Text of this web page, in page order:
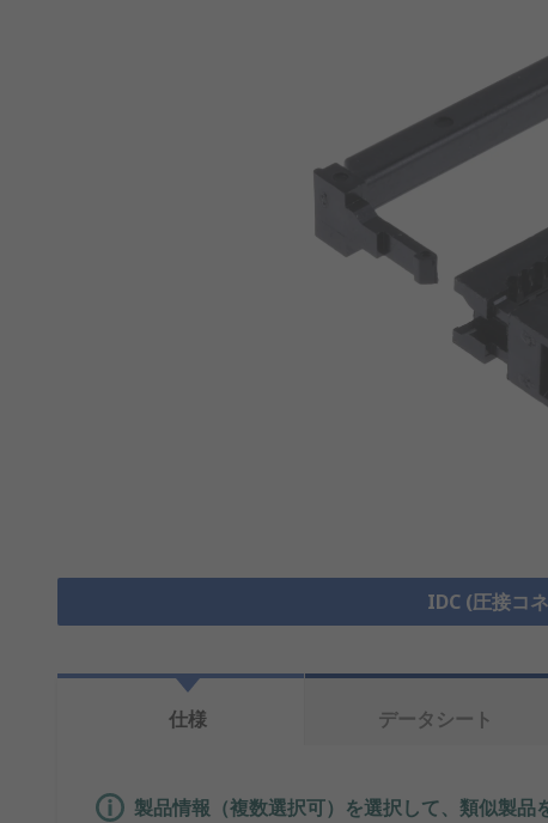
IDC (圧接コ
仕様 データシート
製品情報（複数選択可）を選択して、類似製品